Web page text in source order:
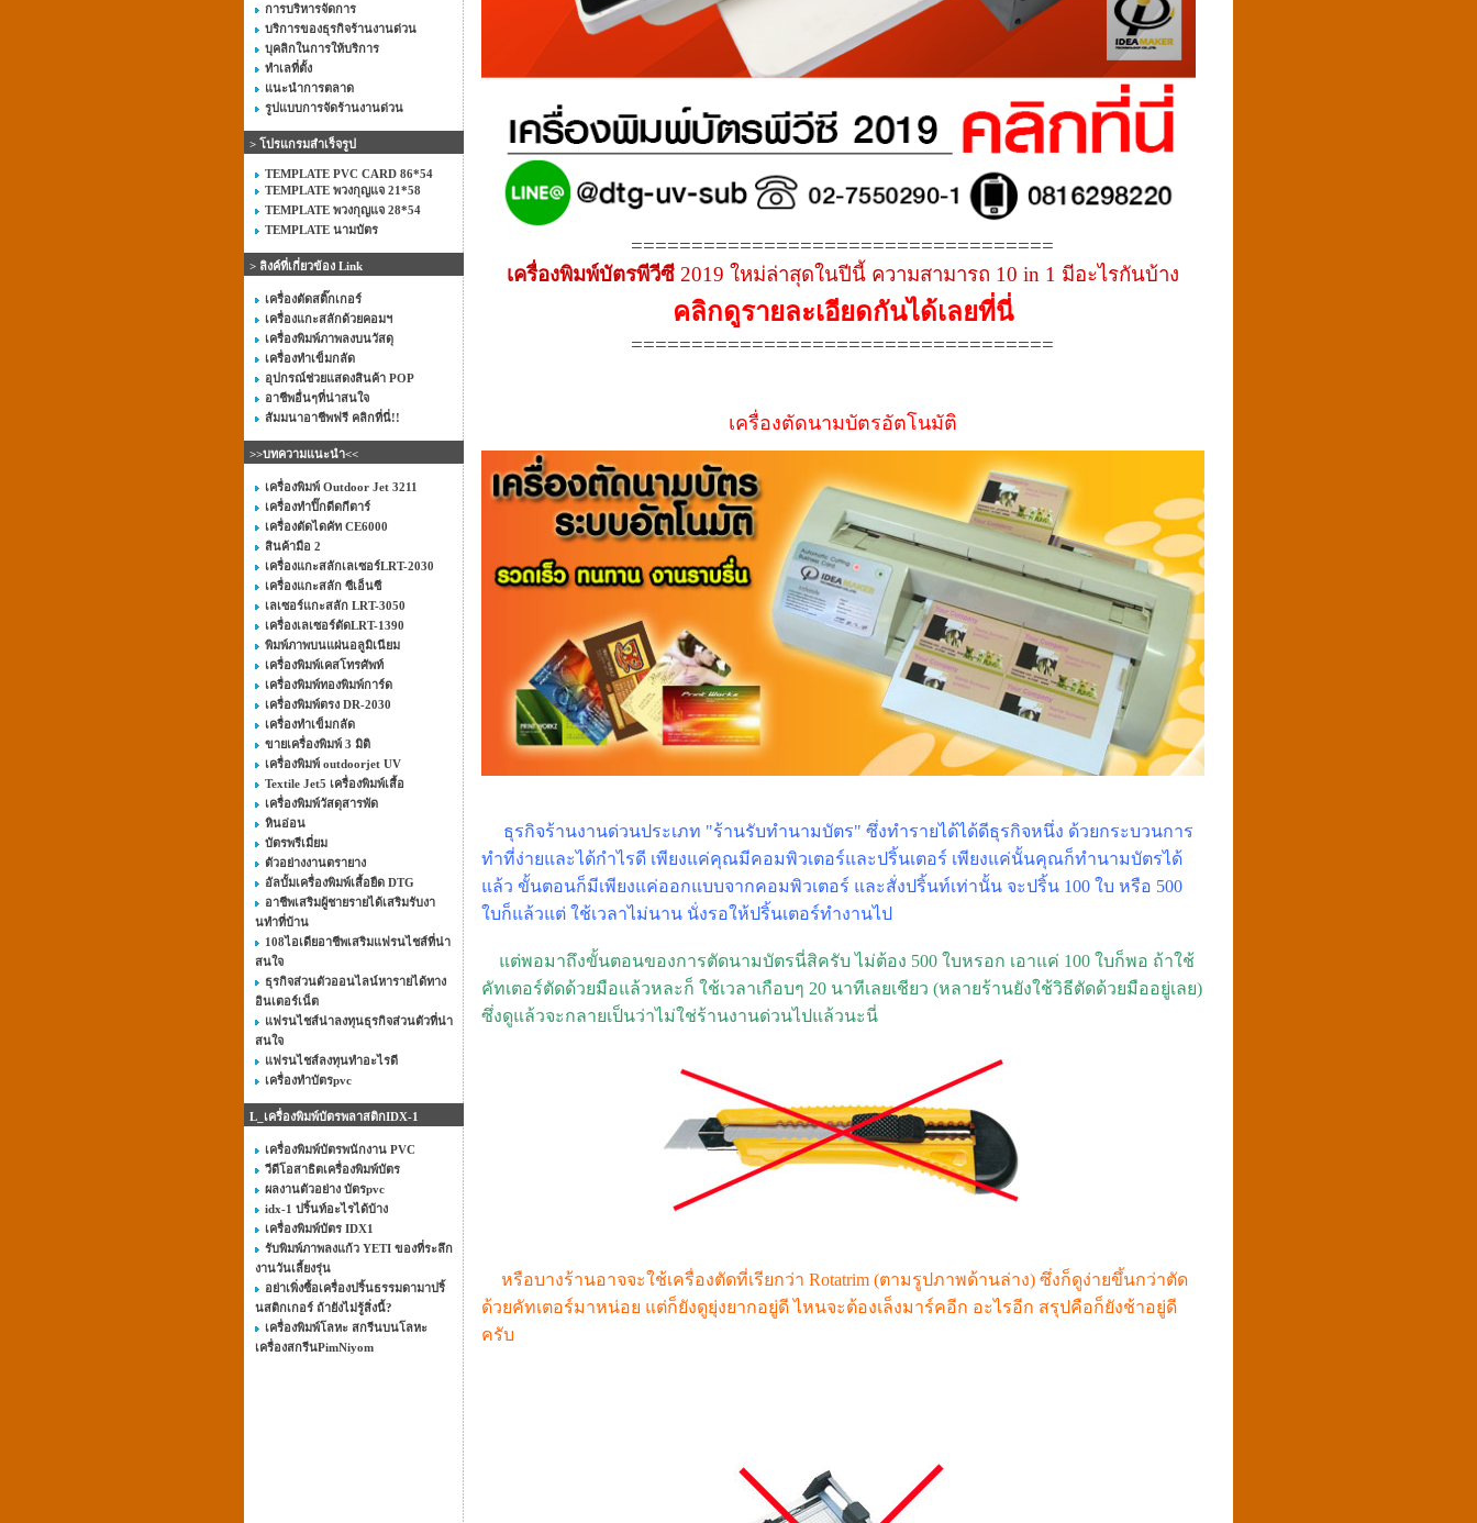
การบริหารจัดการ
บริการของธุรกิจร้านงานด่วน
บุคลิกในการให้บริการ
ทำเลที่ตั้ง
แนะนำการตลาด
รูปแบบการจัดร้านงานด่วน
> โปรแกรมสำเร็จรูป
TEMPLATE PVC CARD 86*54
TEMPLATE พวงกุญแจ 21*58
TEMPLATE พวงกุญแจ 28*54
TEMPLATE นามบัตร
> ลิงค์ที่เกี่ยวข้อง Link
เครื่องตัดสติ๊กเกอร์
เครื่องแกะสลักด้วยคอมฯ
เครื่องพิมพ์ภาพลงบนวัสดุ
เครื่องทำเข็มกลัด
อุปกรณ์ช่วยแสดงสินค้า POP
อาชีพอื่นๆที่น่าสนใจ
สัมมนาอาชีพฟรี คลิกที่นี่!!
>>บทความแนะนำ<<
เครื่องพิมพ์ Outdoor Jet 3211
เครื่องทำปิ๊กดีดกีตาร์
เครื่องตัดไดคัท CE6000
สินค้ามือ 2
เครื่องแกะสลักเลเซอร์LRT-2030
เครื่องแกะสลัก ซีเอ็นซี
เลเซอร์แกะสลัก LRT-3050
เครื่องเลเซอร์ตัดLRT-1390
พิมพ์ภาพบนแผ่นอลูมิเนียม
เครื่องพิมพ์เคสโทรศัพท์
เครื่องพิมพ์ทองพิมพ์การ์ด
เครื่องพิมพ์ตรง DR-2030
เครื่องทำเข็มกลัด
ขายเครื่องพิมพ์ 3 มิติ
เครื่องพิมพ์ outdoorjet UV
Textile Jet5 เครื่องพิมพ์เสื้อ
เครื่องพิมพ์วัสดุสารพัด
หินอ่อน
บัตรพรีเมี่ยม
ตัวอย่างงานตรายาง
อัลบั้มเครื่องพิมพ์เสื้อยืด DTG
อาชีพเสริมผู้ชายรายได้เสริมรับงา
นทําที่บ้าน
108ไอเดียอาชีพเสริมแฟรนไชส์ที่น่า
สนใจ
ธุรกิจส่วนตัวออนไลน์หารายได้ทาง
อินเตอร์เน็ต
แฟรนไชส์น่าลงทุนธุรกิจส่วนตัวที่น่า
สนใจ
แฟรนไชส์ลงทุนทําอะไรดี
เครื่องทำบัตรpvc
L_เครื่องพิมพ์บัตรพลาสติกIDX-1
เครื่องพิมพ์บัตรพนักงาน PVC
วีดีโอสาธิตเครื่องพิมพ์บัตร
ผลงานตัวอย่าง บัตรpvc
idx-1 ปริ้นท์อะไรได้บ้าง
เครื่องพิมพ์บัตร IDX1
รับพิมพ์ภาพลงแก้ว YETI ของที่ระลึก
งานวันเลี้ยงรุ่น
อย่าเพิ่งซื้อเครื่องปริ้นธรรมดามาปริ้
นสติกเกอร์ ถ้ายังไม่รู้สิ่งนี้?
เครื่องพิมพ์โลหะ สกรีนบนโลหะ
เครื่องสกรีนPimNiyom
===================================
เครื่องพิมพ์บัตรพีวีซี 2019 ใหม่ล่าสุดในปีนี้ ความสามารถ 10 in 1 มีอะไรกันบ้าง
คลิกดูรายละเอียดกันได้เลยที่นี่
===================================
เครื่องตัดนามบัตรอัตโนมัติ
ธุรกิจร้านงานด่วนประเภท "ร้านรับทำนามบัตร" ซึ่งทำรายได้ได้ดีธุรกิจหนึ่ง ด้วยกระบวนการ
ทำที่ง่ายและได้กำไรดี เพียงแค่คุณมีคอมพิวเตอร์และปริ้นเตอร์ เพียงแค่นั้นคุณก็ทำนามบัตรได้
แล้ว ขั้นตอนก็มีเพียงแค่ออกแบบจากคอมพิวเตอร์ และสั่งปริ้นท์เท่านั้น จะปริ้น 100 ใบ หรือ 500
ใบก็แล้วแต่ ใช้เวลาไม่นาน นั่งรอให้ปริ้นเตอร์ทำงานไป
แต่พอมาถึงขั้นตอนของการตัดนามบัตรนี่สิครับ ไม่ต้อง 500 ใบหรอก เอาแค่ 100 ใบก็พอ ถ้าใช้
คัทเตอร์ตัดด้วยมือแล้วหละก็ ใช้เวลาเกือบๆ 20 นาทีเลยเชียว (หลายร้านยังใช้วิธีตัดด้วยมืออยู่เลย)
ซึ่งดูแล้วจะกลายเป็นว่าไม่ใช่ร้านงานด่วนไปแล้วนะนี่
หรือบางร้านอาจจะใช้เครื่องตัดที่เรียกว่า Rotatrim (ตามรูปภาพด้านล่าง) ซึ่งก็ดูง่ายขึ้นกว่าตัด
ด้วยคัทเตอร์มาหน่อย แต่ก็ยังดูยุ่งยากอยู่ดี ไหนจะต้องเล็งมาร์คอีก อะไรอีก สรุปคือก็ยังช้าอยู่ดี
ครับ